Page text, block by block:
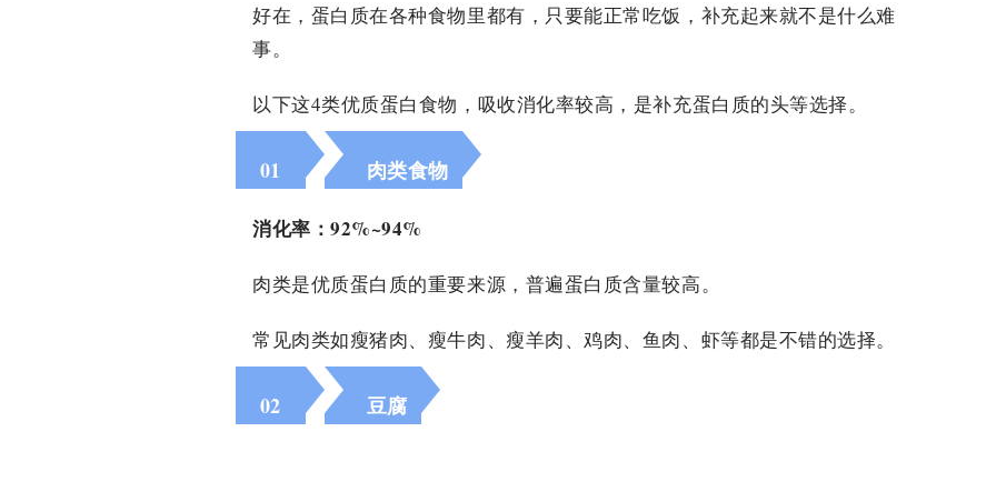
好在，蛋白质在各种食物里都有，只要能正常吃饭，补充起来就不是什么难
事。
以下这4类优质蛋白食物，吸收消化率较高，是补充蛋白质的头等选择。
01 肉类食物
消化率：92%~94%
肉类是优质蛋白质的重要来源，普遍蛋白质含量较高。
常见肉类如瘦猪肉、 瘦牛肉、 瘦羊肉、鸡肉、鱼肉、虾等都是不错的选择。
02 豆腐